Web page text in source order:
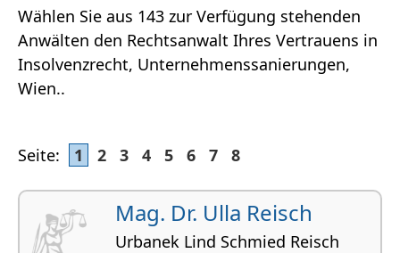
Wählen Sie aus 143 zur Verfügung stehenden
Anwälten den Rechtsanwalt Ihres Vertrauens in
Insolvenzrecht, Unternehmenssanierungen,
Wien..
Seite: 1 2 3 4 5 6 7 8
Mag. Dr. Ulla Reisch
Urbanek Lind Schmied Reisch